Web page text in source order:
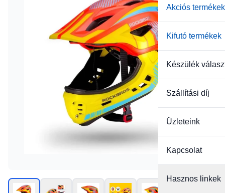
Akciós termékek
Kifutó termékek
Készülék
Szállítási díj
Üzleteink
Kapcsolat
Hasznos linkek